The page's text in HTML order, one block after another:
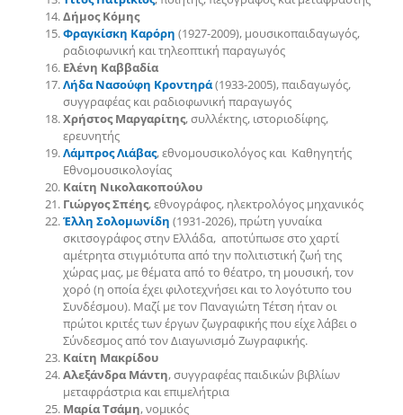
Δήμος Κόμης
Φραγκίσκη Καρόρη (1927-2009), μουσικοπαιδαγωγός,
ραδιοφωνική και τηλεοπτική παραγωγός
Ελένη Καββαδία
Λήδα Νασούφη Κροντηρά(1933-2005), παιδαγωγός,
συγγραφέας και ραδιοφωνική παραγωγός
Χρήστος Μαργαρίτης, συλλέκτης, ιστοριοδίφης,
ερευνητής
Λάμπρος Λιάβας, εθνομουσικολόγος και Καθηγητής
Εθνομουσικολογίας
Καίτη Νικολακοπούλου
Γιώργος Σπέης, εθνογράφος, ηλεκτρολόγος μηχανικός
Έλλη Σολομωνίδη (1931-2026), πρώτη γυναίκα
σκιτσογράφος στην Ελλάδα, αποτύπωσε στο χαρτί
αμέτρητα στιγμιότυπα από την πολιτιστική ζωή της
χώρας μας, με θέματα από το θέατρο, τη μουσική, τον
χορό (η οποία έχει φιλοτεχνήσει και το λογότυπο του
Συνδέσμου). Μαζί με τον Παναγιώτη Τέτση ήταν οι
πρώτοι κριτές των έργων ζωγραφικής που είχε λάβει ο
Σύνδεσμος από τον Διαγωνισμό Ζωγραφικής.
Καίτη Μακρίδου
Αλεξάνδρα Μάντη, συγγραφέας παιδικών βιβλίων
μεταφράστρια και επιμελήτρια
Μαρία Τσάμη, νομικός